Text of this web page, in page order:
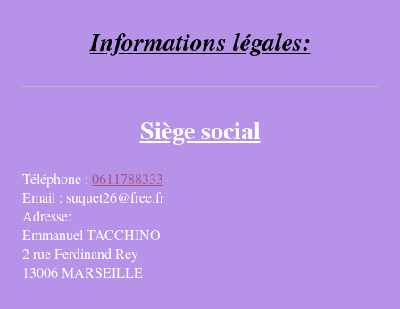
Informations légales:
Siège social
Téléphone : 0611788333
Email : suquet26@free.fr
Adresse:
Emmanuel TACCHINO
2 rue Ferdinand Rey
13006 MARSEILLE